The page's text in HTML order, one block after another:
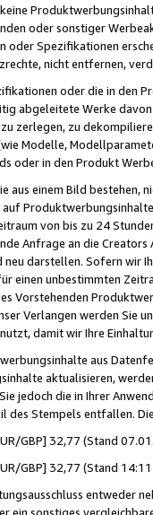
oder sonstiger
oder Spezifikationen
nicht entfernen,
oder die in
abgeleitete Werke
zerlegen, zu
Modelle,
oder in den Produkt
aus einem Bild bestehen,
von bis zu 24
Anfrage an die
darstellen. Sofern wir
einen unbestimmten
Vorstehenden
Verlangen werden Sie
damit wir Ihre
aus
aktualisieren,
jedoch die in Ihrer
des Stempels entfallen.
GBP] 32,77 (Stand
GBP] 32,77 (Stand
entweder
ein sonstiges